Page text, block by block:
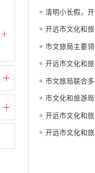
清明小长假，
开远市文化和
市文旅局主要
开远市文化和
市文旅局联合
市文化和旅游
开远市文化和
开远市文化和